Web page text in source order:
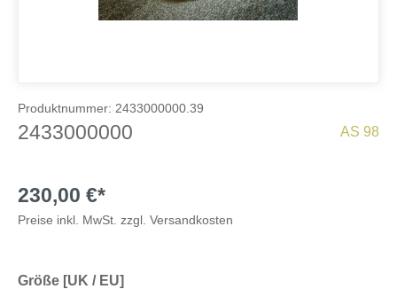
2433000000
Produktnummer: 2433000000.39
AS 98
230,00 €*
Preise inkl. MwSt. zzgl. Versandkosten
Größe [UK / EU]